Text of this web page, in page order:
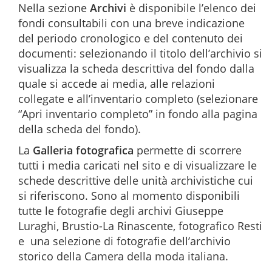
Nella sezione Archivi è disponibile l’elenco dei
fondi consultabili con una breve indicazione
del periodo cronologico e del contenuto dei
documenti: selezionando il titolo dell’archivio si
visualizza la scheda descrittiva del fondo dalla
quale si accede ai media, alle relazioni
collegate e all’inventario completo (selezionare
“Apri inventario completo” in fondo alla pagina
della scheda del fondo).
La Galleria fotografica permette di scorrere
tutti i media caricati nel sito e di visualizzare le
schede descrittive delle unità archivistiche cui
si riferiscono. Sono al momento disponibili
tutte le fotografie degli archivi Giuseppe
Luraghi, Brustio-La Rinascente, fotografico Resti
e una selezione di fotografie dell’archivio
storico della Camera della moda italiana.